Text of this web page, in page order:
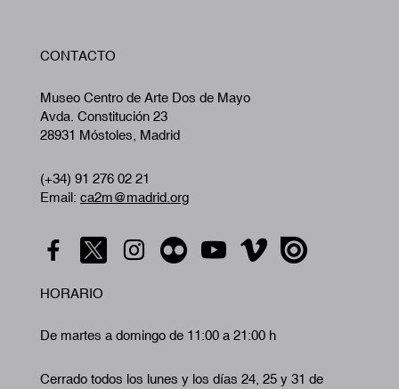
CONTACTO
Museo Centro de Arte Dos de Mayo
Avda. Constitución 23
28931 Móstoles, Madrid
(+34) 91 276 02 21
Email: ca2m@madrid.org
HORARIO
De martes a domingo de 11:00 a 21:00 h
Cerrado todos los lunes y los días 24, 25 y 31 de